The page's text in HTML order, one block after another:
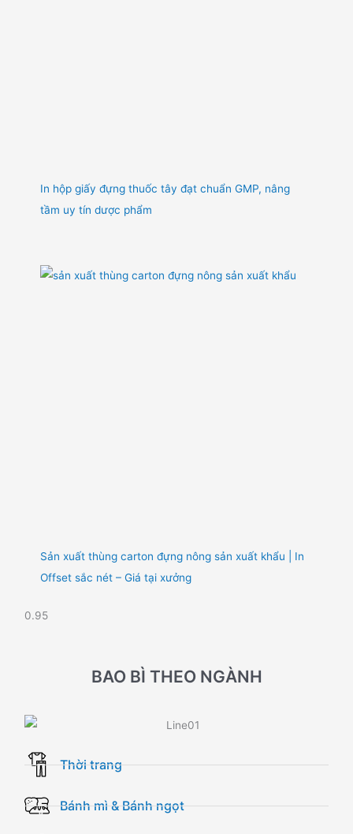
In hộp giấy đựng thuốc tây đạt chuẩn GMP, nâng
tầm uy tín dược phẩm
Sản xuất thùng carton đựng nông sản xuất khẩu | In
Offset sắc nét – Giá tại xưởng
BAO BÌ THEO NGÀNH
Thời trang
Bánh mì & Bánh ngọt